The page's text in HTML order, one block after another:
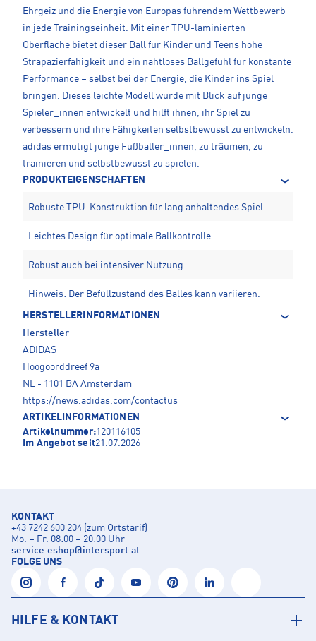
Ehrgeiz und die Energie von Europas führendem Wettbewerb
in jede Trainingseinheit. Mit einer TPU-laminierten
Oberfläche bietet dieser Ball für Kinder und Teens hohe
Strapazierfähigkeit und ein nahtloses Ballgefühl für konstante
Performance – selbst bei der Energie, die Kinder ins Spiel
bringen. Dieses leichte Modell wurde mit Blick auf junge
Spieler_innen entwickelt und hilft ihnen, ihr Spiel zu
verbessern und ihre Fähigkeiten selbstbewusst zu entwickeln.
adidas ermutigt junge Fußballer_innen, zu träumen, zu
trainieren und selbstbewusst zu spielen.
PRODUKTEIGENSCHAFTEN
Robuste TPU-Konstruktion für lang anhaltendes Spiel
Leichtes Design für optimale Ballkontrolle
Robust auch bei intensiver Nutzung
Hinweis: Der Befüllzustand des Balles kann variieren.
HERSTELLERINFORMATIONEN
Hersteller
ADIDAS
Hoogoorddreef 9a
NL - 1101 BA Amsterdam
https://news.adidas.com/contactus
ARTIKELINFORMATIONEN
Artikelnummer:120116105
Im Angebot seit21.07.2026
KONTAKT
+43 7242 600 204 (zum Ortstarif)
Mo. – Fr. 08:00 – 20:00 Uhr
service.eshop@intersport.at
FOLGE UNS
HILFE & KONTAKT